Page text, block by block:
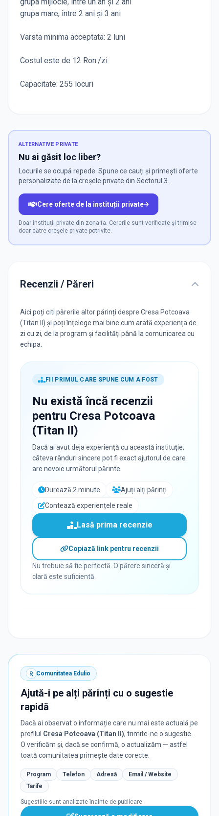
grupa mare, între 2 ani şi 3 ani
Varsta minima acceptata: 2 luni
Costul este de 12 Ron:/zi
Capacitate: 255 locuri
ALTERNATIVE PRIVATE
Nu ai găsit loc liber?
Locurile se ocupă repede. Spune ce cauți și primești oferte
personalizate de la creșele private din Sectorul 3.
Cere oferte de la instituții private
Doar instituții private din zona ta. Cererile sunt verificate și trimise
doar către creșele private potrivite.
Recenzii / Păreri
Aici poți citi părerile altor părinți despre Cresa Potcoava
(Titan II) și poți înțelege mai bine cum arată experiența de
zi cu zi, de la program și facilități până la comunicarea cu
echipa.
FII PRIMUL CARE SPUNE CUM A FOST
Nu există încă recenzii
pentru Cresa Potcoava
(Titan II)
Dacă ai avut deja experiență cu această instituție,
câteva rânduri sincere pot fi exact ajutorul de care
are nevoie următorul părinte.
Durează 2 minute
Ajuți alți părinți
Contează experiențele reale
Lasă prima recenzie
Copiază link pentru recenzii
Nu trebuie să fie perfectă. O părere sinceră și
clară este suficientă.
Comunitatea Edulio
Ajută-i pe alți părinți cu o sugestie
rapidă
Dacă ai observat o informație care nu mai este actuală pe
profilul Cresa Potcoava (Titan II), trimite-ne o sugestie.
O verificăm și, dacă se confirmă, o actualizăm — astfel
toată comunitatea primește date corecte.
Program Telefon Adresă
Email / Website
Tarife
Sugestiile sunt analizate înainte de publicare.